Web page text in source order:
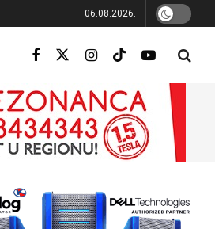
06.08.2026.